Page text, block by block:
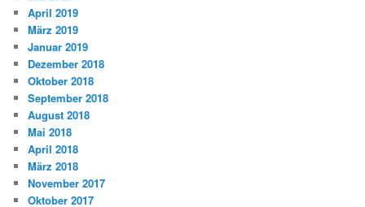
April 2019
März 2019
Januar 2019
Dezember 2018
Oktober 2018
September 2018
August 2018
Mai 2018
April 2018
März 2018
November 2017
Oktober 2017